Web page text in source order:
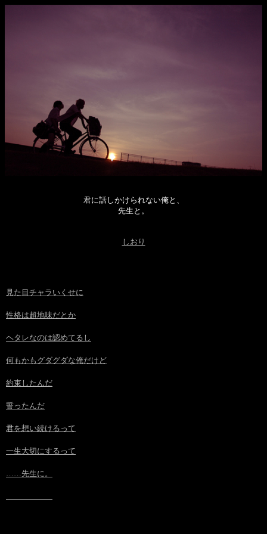
君に話しかけられない俺と、
先生と。
しおり
見た目チャラいくせに
性格は超地味だとか
ヘタレなのは認めてるし
何もかもグダグダな俺だけど
約束したんだ
誓ったんだ
君を想い続けるって
一生大切にするって
……先生に。